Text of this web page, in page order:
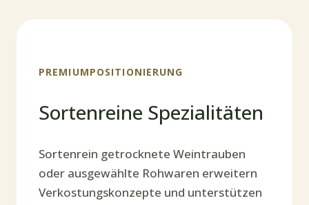
PREMIUMPOSITIONIERUNG
Sortenreine Spezialitäten
Sortenrein getrocknete Weintrauben
oder ausgewählte Rohwaren erweitern
Verkostungskonzepte und unterstützen